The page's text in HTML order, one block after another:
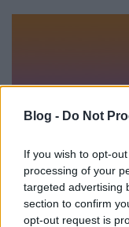
Blog - Do Not
If you wish to opt-
processing of your
targeted advertising
section to confirm
opt-out request is